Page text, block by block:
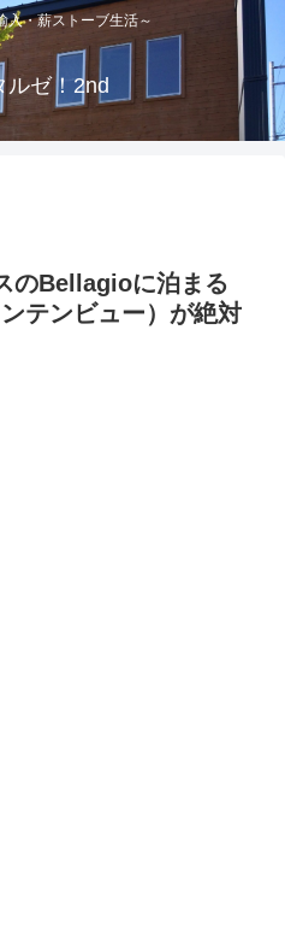
入・薪ストーブ生活～
ルゼ！2nd
のBellagioに泊まる
テンビュー）が絶対